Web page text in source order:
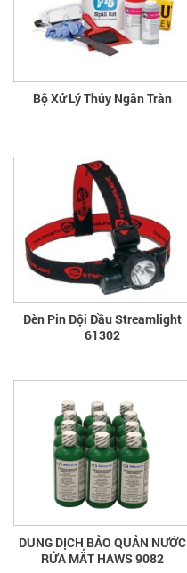
Bộ Xử Lý Thủy Ngân Tràn
Đèn Pin Đội Đầu Streamlight
61302
DUNG DỊCH BẢO QUẢN NƯỚC
RỬA MẮT HAWS 9082